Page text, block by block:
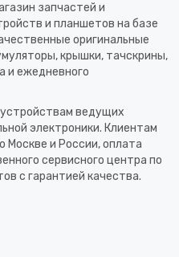
запчастей и
и планшетов на базе
оригинальные
крышки, тачскрины,
и ежедневного
ведущих
электроники. Клиентам
Москве и России, оплата
сервисного центра по
с гарантией качества.